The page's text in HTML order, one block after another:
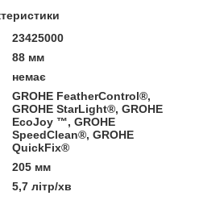
23425000
88 мм
немає
GROHE FeatherControl®,
GROHE StarLight®, GROHE
EcoJoy ™, GROHE
SpeedClean®, GROHE
QuickFix®
205 мм
5,7 літр/хв